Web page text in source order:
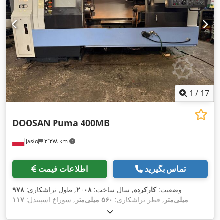
(دقیقه):۵۰ دور/دقیقه , حداکثر سرعت چرخش:۳٬۱۵۰ دور/دقیقه
,
ارتفاع کل:
۲٬۱۸۰ میلی‌متر , طول کل:۵٬۷۵۵ میلی‌متر
, عرض کل:
۲٬۳۵۰ میلی‌متر
, نوع جریان ورودی:تهویه مطبوع, وزن کل: ۷٬۵۰۰
کیلوگرم
, قطر خارجی سه‌نظام: , تجهیزات:سرعت
چرخش به طور نامحدود قابل تنظیم,
1 / 17
Jasło ۳٬۲۷۸ km
DOOSAN Puma 400MB
اطلاعات قیمت تماس بگیرید
وضعیت:کارکرده, سال ساخت: ۲۰۰۸, طول تراشکاری: ۹۷۸
میلی‌متر , قطر تراشکاری: ۵۶۰ میلی‌متر , سوراخ اسپیندل: ۱۱۷
, حداکثر سرعت اسپیندل: